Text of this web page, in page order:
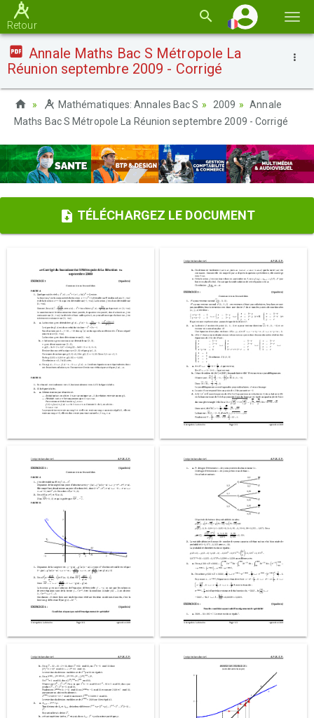
la
Retour
Annale Maths Bac S Métropole La
Réunion septembre 2009 - Corrigé
Mathématiques: Annales Bac S 2009
Annale
Maths Bac S Métropole La Réunion septembre 2009 - Corrigé
TÉLÉCHARGEZ LE DOCUMENT